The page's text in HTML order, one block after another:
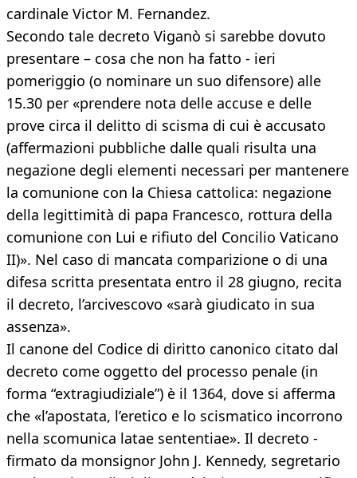
cardinale Victor M. Fernandez.
Secondo tale decreto Viganò si sarebbe dovuto
presentare – cosa che non ha fatto - ieri
pomeriggio (o nominare un suo difensore) alle
15.30 per «prendere nota delle accuse e delle
prove circa il delitto di scisma di cui è accusato
(affermazioni pubbliche dalle quali risulta una
negazione degli elementi necessari per mantenere
la comunione con la Chiesa cattolica: negazione
della legittimità di papa Francesco, rottura della
comunione con Lui e rifiuto del Concilio Vaticano
II)». Nel caso di mancata comparizione o di una
difesa scritta presentata entro il 28 giugno, recita
il decreto, l’arcivescovo «sarà giudicato in sua
assenza».
Il canone del Codice di diritto canonico citato dal
decreto come oggetto del processo penale (in
forma “extragiudiziale”) è il 1364, dove si afferma
che «l’apostata, l’eretico e lo scismatico incorrono
nella scomunica latae sententiae». Il decreto -
firmato da monsignor John J. Kennedy, segretario